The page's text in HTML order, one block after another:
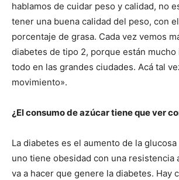
hablamos de cuidar peso y calidad, no
tener una buena calidad del peso, con
porcentaje de grasa. Cada vez vemos
diabetes de tipo 2, porque están
todo en las grandes ciudades. Acá tal
movimiento».
¿El consumo de azúcar tiene que ver
La diabetes es el aumento de la
uno tiene obesidad con una resistencia
va a hacer que genere la diabetes. Hay